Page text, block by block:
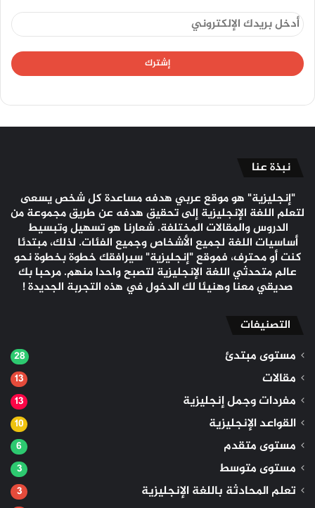
نبذة عنا
"إنجليزية" هو موقع عربي هدفه مساعدة كل شخص يسعى
لتعلم اللغة الإنجليزية إلى تحقيق هدفه عن طريق مجموعة من
الدروس والمقالات المختلفة. شعارنا هو تسهيل وتبسيط
أساسيات اللغة لجميع الأشخاص وجميع الفئات. لذلك، مبتدئا
كنت أو محترف، فموقع "إنجليزية" سيرافقك خطوة بخطوة نحو
عالم متحدثي اللغة الإنجليزية لتصبح واحدا منهم. مرحبا بك
صديقي معنا وهنيئا لك الدخول في هذه التجربة الجديدة !
التصنيفات
مستوى مبتدئ 28
مقالات 13
مفردات وجمل إنجليزية 13
القواعد الإنجليزية 10
مستوى متقدم 6
مستوى متوسط 3
تعلم المحادثة باللغة الإنجليزية 3